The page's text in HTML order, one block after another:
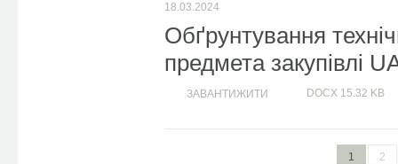
18.03.2024
Обґрунтування
предмета закупівлі
ЗАВАНТИЖИТИ DOCX 15.32 KB
1 2